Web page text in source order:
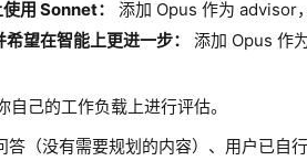
用 Sonnet：
添加 Opus 作为 advisor
望在智能上更进一步：
添加 Opus 作
己的工作负载上进行评估。
（没有需要规划的内容）、用户已自